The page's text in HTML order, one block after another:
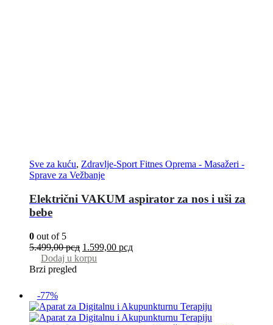
Sve za kuću, Zdravlje-Sport Fitnes Oprema - Masažeri -
Sprave za Vežbanje
Električni VAKUM aspirator za nos i uši za
bebe
0 out of 5
5.499,00рсд 1.599,00 рсд
Dodaj u korpu
Brzi pregled
-77%